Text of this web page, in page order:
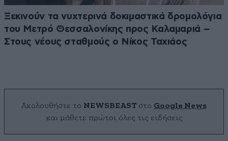
Ξεκινούν τα νυχτερινά δοκιμαστικά δρομολόγια
του Μετρό Θεσσαλονίκης προς Καλαμαριά –
Στους νέους σταθμούς ο Νίκος Ταχιάος
Ακολουθήστε το NEWSBEAST στο Google News
και μάθετε πρώτοι όλες τις ειδήσεις